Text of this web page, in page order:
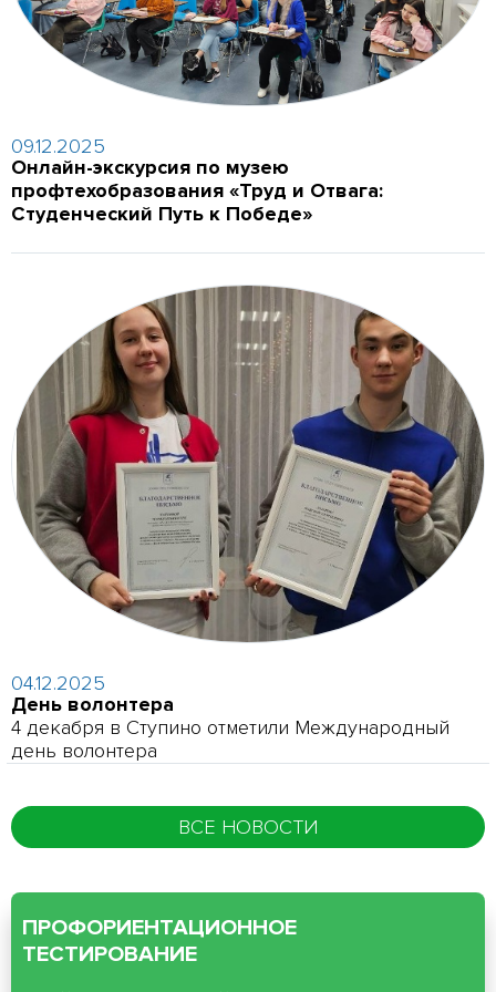
09.12.2025
Онлайн-экскурсия по музею
профтехобразования «Труд и Отвага:
Студенческий Путь к Победе»
04.12.2025
День волонтера
4 декабря в Ступино отметили Международный
день волонтера
ВСЕ НОВОСТИ
ПРОФОРИЕНТАЦИОННОЕ
ТЕСТИРОВАНИЕ